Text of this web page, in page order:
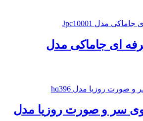
ای جاماکی مدل
سر و صورت روزیا مدل